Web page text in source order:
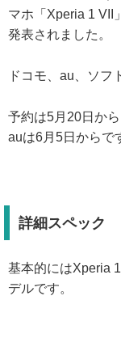
マホ「Xperia 1 VII
発表されました。
ドコモ、au、ソフ
予約は5月20日か
auは6月5日からで
詳細スペック
基本的にはXperia
デルです。